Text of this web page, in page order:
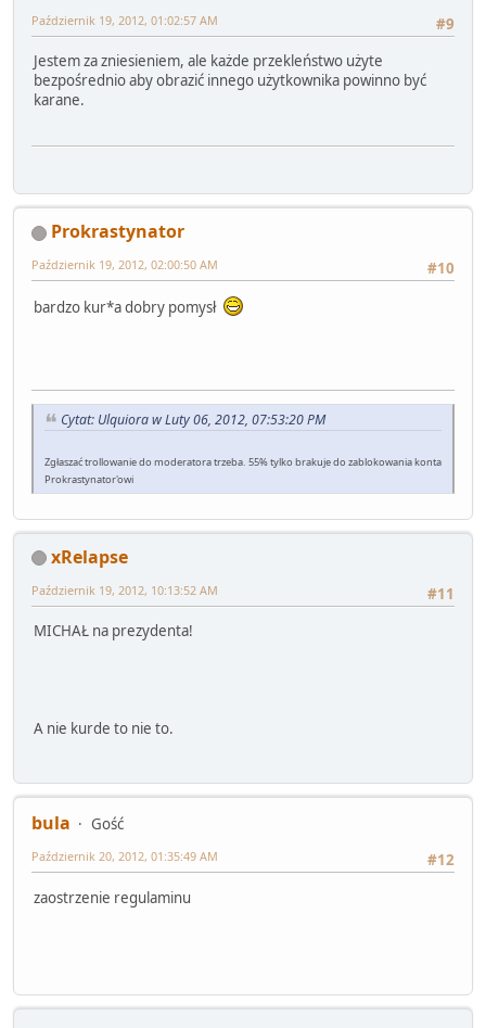
#9
Październik 19, 2012, 01:02:57 AM
Jestem za zniesieniem, ale każde przekleństwo użyte
bezpośrednio aby obrazić innego użytkownika powinno być
karane.
Prokrastynator
#10
Październik 19, 2012, 02:00:50 AM
bardzo kur*a dobry pomysł
Cytat: Ulquiora w Luty 06, 2012, 07:53:20 PM
Zgłaszać trollowanie do moderatora trzeba. 55% tylko brakuje do zablokowania konta
Prokrastynator'owi
xRelapse
#11
Październik 19, 2012, 10:13:52 AM
MICHAŁ na prezydenta!
A nie kurde to nie to.
bula
Gość
#12
Październik 20, 2012, 01:35:49 AM
zaostrzenie regulaminu